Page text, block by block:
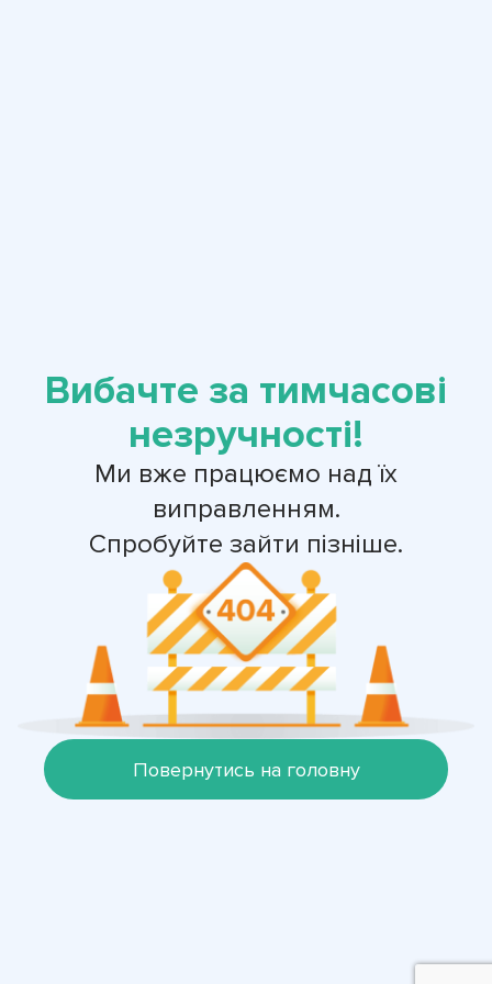
Вибачте за тимчасові
незручності!
Ми вже працюємо над їх
виправленням.
Спробуйте зайти пізніше.
Повернутись на головну